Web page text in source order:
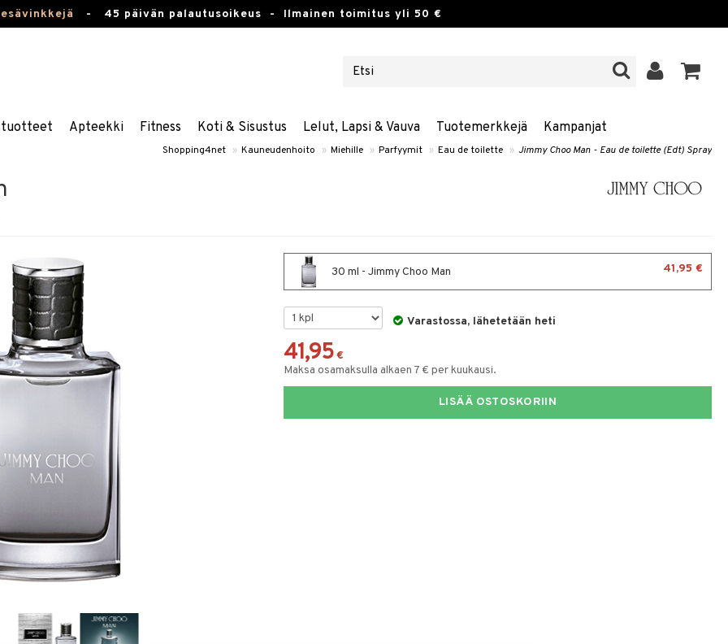
- 45 päivän palautusoikeus - Ilmainen toimitus yli 50 €
Apteekki Fitness Koti & Sisustus Lelut, Lapsi & Vauva Tuotemerkkejä Kampanjat
Shopping4net » Kauneudenhoito » Miehille » Parfyymit » Eau de toilette » Jimmy Choo Man - Eau de toilette (Edt) Spray
30 ml - Jimmy Choo Man 41,95 €
Varastossa, lähetetään heti
41,95 €
Maksa osamaksulla alkaen 7 € per kuukausi.
LISÄÄ OSTOSKORIIN